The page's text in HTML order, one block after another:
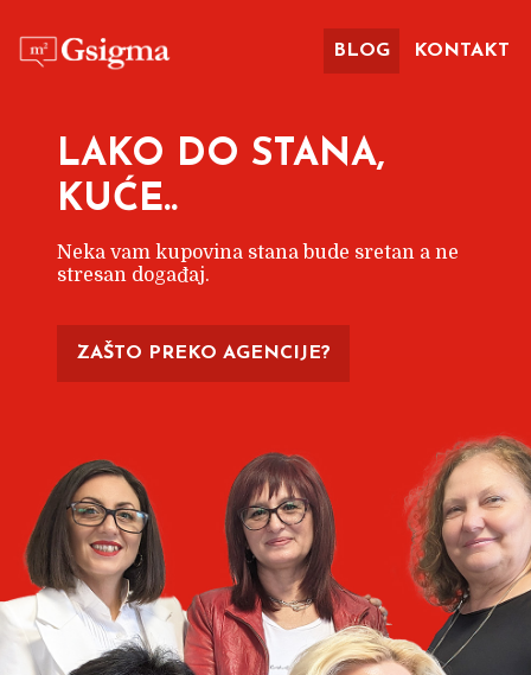
BLOG KONTAKT
LAKO DO STANA,
KUĆE..
Neka vam kupovina stana bude sretan a ne
stresan događaj.
ZAŠTO PREKO AGENCIJE?